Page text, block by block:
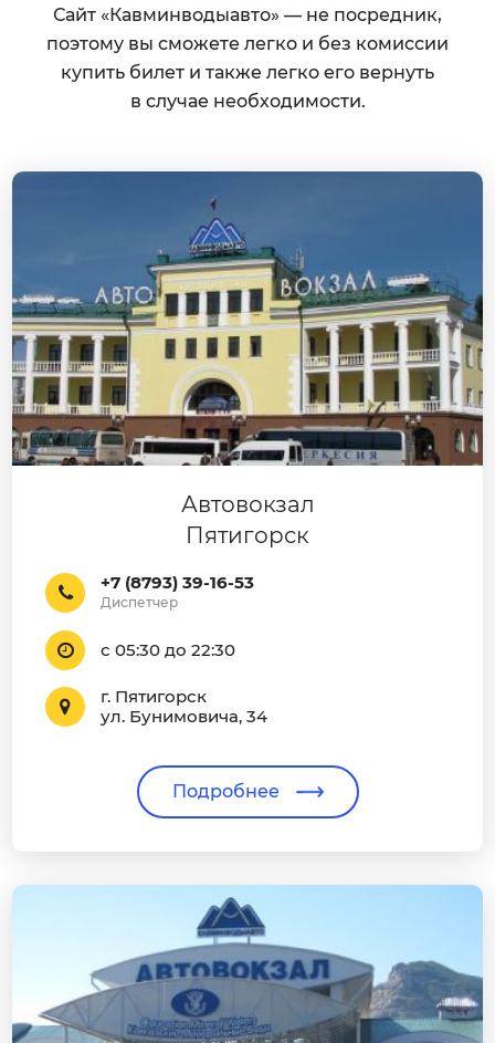
Сайт «Кавминводыавто» — не посредник,
поэтому вы сможете легко и без комиссии
купить билет и также легко его вернуть
в случае необходимости.
Автовокзал
Пятигорск
+7 (8793) 39-16-53
Диспетчер
с 05:30 до 22:30
г. Пятигорск
ул. Бунимовича, 34
Подробнее